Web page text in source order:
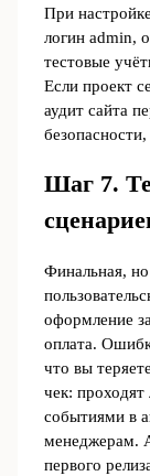
При
логин admin,
тестовые
Если проект
аудит сайта
Шаг 7.
Финальная,
оформление
оплата.
что вы
чек:
событиями в
менеджерам.
первого